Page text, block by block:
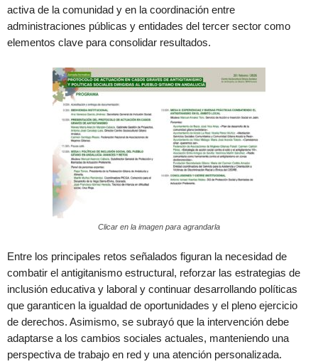
activa de la comunidad y en la coordinación entre
administraciones públicas y entidades del tercer sector como
elementos clave para consolidar resultados.
Clicar en la imagen para agrandarla
Entre los principales retos señalados figuran la necesidad de
combatir el antigitanismo estructural, reforzar las estrategias de
inclusión educativa y laboral y continuar desarrollando políticas
que garanticen la igualdad de oportunidades y el pleno ejercicio
de derechos. Asimismo, se subrayó que la intervención debe
adaptarse a los cambios sociales actuales, manteniendo una
perspectiva de trabajo en red y una atención personalizada.